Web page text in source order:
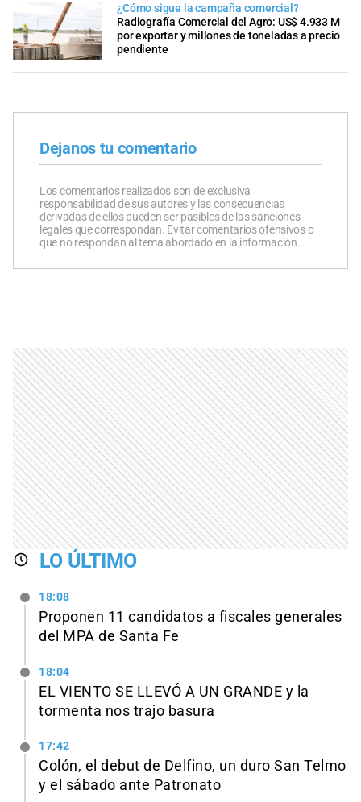
¿Cómo sigue la campaña comercial?
Radiografía Comercial del Agro: US$ 4.933 M
por exportar y millones de toneladas a precio
pendiente
Dejanos tu comentario
Los comentarios realizados son de exclusiva
responsabilidad de sus autores y las consecuencias
derivadas de ellos pueden ser pasibles de las sanciones
legales que correspondan. Evitar comentarios ofensivos o
que no respondan al tema abordado en la información.
LO ÚLTIMO
18:08
Proponen 11 candidatos a fiscales generales
del MPA de Santa Fe
18:04
EL VIENTO SE LLEVÓ A UN GRANDE y la
tormenta nos trajo basura
17:42
Colón, el debut de Delfino, un duro San Telmo
y el sábado ante Patronato